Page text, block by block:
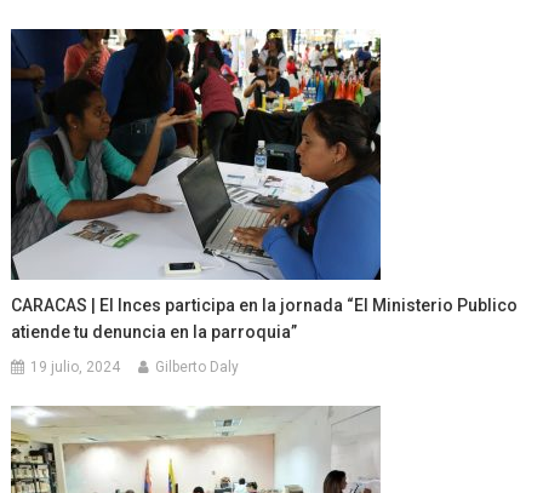
CARACAS | El Inces participa en la jornada “El Ministerio Publico
atiende tu denuncia en la parroquia”
19 julio, 2024 Gilberto Daly